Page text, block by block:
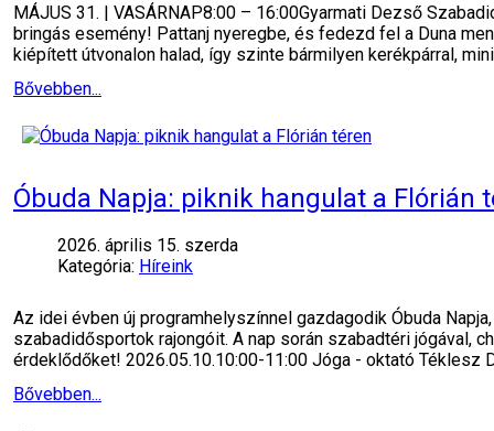
MÁJUS 31. | VASÁRNAP8:00 – 16:00Gyarmati Dezső
bringás esemény! Pattanj nyeregbe, és fedezd fel a Duna
kiépített útvonalon halad, így szinte bármilyen kerékpárral,
Bővebben...
Óbuda Napja: piknik hangulat a Flórián
2026. április 15. szerda
Kategória: Híreink
Az idei évben új programhelyszínnel gazdagodik Óbuda
szabadidősportok rajongóit. A nap során szabadtéri jógával,
érdeklődőket! 2026.05.10.10:00-11:00 Jóga - oktató Téklesz
Bővebben...